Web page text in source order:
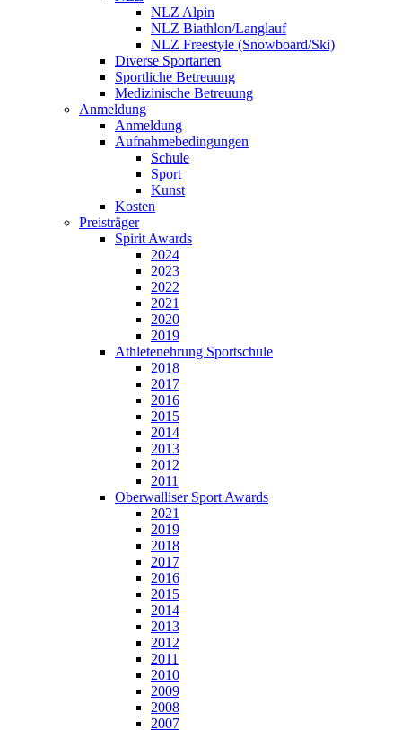
NLZ Alpin
NLZ Biathlon/Langlauf
NLZ Freestyle (Snowboard/Ski)
Diverse Sportarten
Sportliche Betreuung
Medizinische Betreuung
Anmeldung
Anmeldung
Aufnahmebedingungen
Schule
Sport
Kunst
Kosten
Preisträger
Spirit Awards
2024
2023
2022
2021
2020
2019
Athletenehrung Sportschule
2018
2017
2016
2015
2014
2013
2012
2011
Oberwalliser Sport Awards
2021
2019
2018
2017
2016
2015
2014
2013
2012
2011
2010
2009
2008
2007